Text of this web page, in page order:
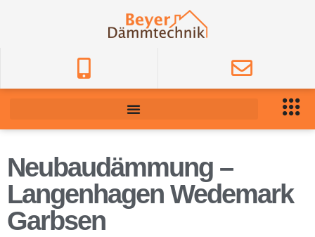
Neubaudämmung –
Langenhagen Wedemark
Garbsen